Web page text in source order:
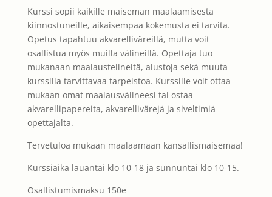
Kurssi sopii kaikille maiseman maalaamisesta
kiinnostuneille, aikaisempaa kokemusta ei tarvita.
Opetus tapahtuu akvarelliväreillä, mutta voit
osallistua myös muilla välineillä. Opettaja tuo
mukanaan maalaustelineitä, alustoja sekä muuta
kurssilla tarvittavaa tarpeistoa. Kurssille voit ottaa
mukaan omat maalausvälineesi tai ostaa
akvarellipapereita, akvarellivärejä ja siveltimiä
opettajalta.
Tervetuloa mukaan maalaamaan kansallismaisemaa!
Kurssiaika lauantai klo 10-18 ja sunnuntai klo 10-15.
Osallistumismaksu 150e